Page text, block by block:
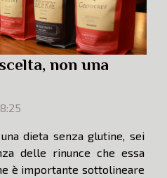
non una
dieta senza glutine, sei
delle rinunce che essa
è importante sottolineare